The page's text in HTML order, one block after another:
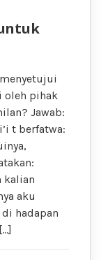
oleh pihak
Jawab:
t berfatwa:
kalian
aku
hadapan